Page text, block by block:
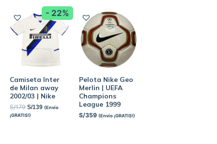
- 22%
Camiseta Inter
de Milan away
2002/03 | Nike
S/179 S/139 (Envío
¡GRATIS!)
Pelota Nike Geo
Merlin | UEFA
Champions
League 1999
S/359 (Envío ¡GRATIS!)